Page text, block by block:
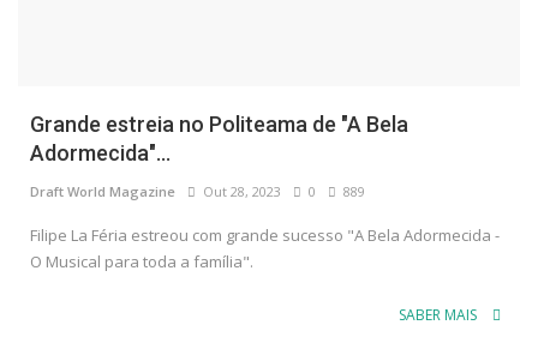
Grande estreia no Politeama de "A Bela
Adormecida"...
Draft World Magazine Out 28, 2023 0 889
Filipe La Féria estreou com grande sucesso "A Bela Adormecida -
O Musical para toda a família".
SABER MAIS